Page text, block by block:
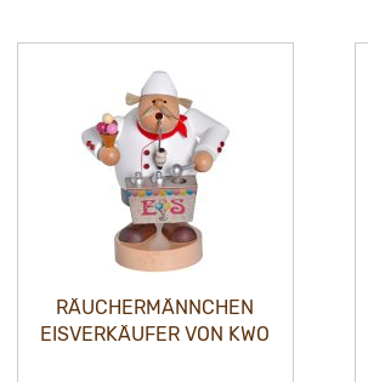
RÄUCHERMÄNNCHEN
EISVERKÄUFER VON KWO